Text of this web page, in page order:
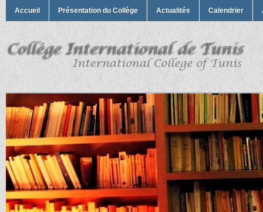
Accueil Présentation du Collège Actualités Calendrier